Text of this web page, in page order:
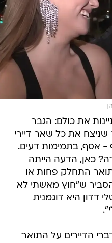
את כולם: הגבר
את כל שאר דיירי
אסף, בתמימות דעים.
כאן, הדעה הייתה
התחלק פחות או
הסביר ש"חוץ מאשתי לא
דדון היא דוגמנית
הדיירים על התואר